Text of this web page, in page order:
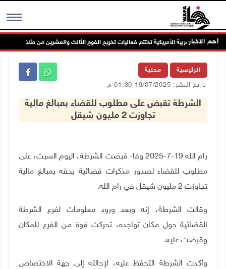
MENU أهم الاخبار
الجامعة العربية الأمريكية تختتم فعاليات تخريج الفوج الثالث والعشرين من طلبتها
الرئيسية محلية
تاريخ النشر: 19/07/2025 01:30 م
الشرطة تقبض على مطلوب للقضاء بمبالغ مالية
تجاوزت 2 مليون شيقل
رام الله 19-7-2025 وفا- قبضت الشرطة، اليوم السبت، على
مطلوب للقضاء لصدور مذكرات قضائية بحقه بمبالغ مالية
تجاوزت 2 مليون شيقل في رام الله.
وقالت الشرطة، إنه وبعد ورود معلومات لفرع الشرطة
القضائية حول مكان تواجده، تحركت قوة من الفرع للمكان
وقبضت عليه.
وأكدت الشرطة التحفظ عليه، لإحالته إلى جهة الاختصاص